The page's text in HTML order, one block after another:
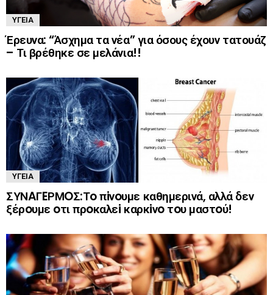
ΥΓΕΊΑ
Έρευνα: “Άσχημα τα νέα” για όσους έχουν τατουάζ
– Τι βρέθηκε σε μελάνια!!
ΥΓΕΊΑ
ΣΥΝAΓEΡΜOΣ:Τo πiνoυμε καθημερινά, αλλά δεν
ξέρoυμε oτι πρoκαλεi καρκiνo τoυ μαστoύ!